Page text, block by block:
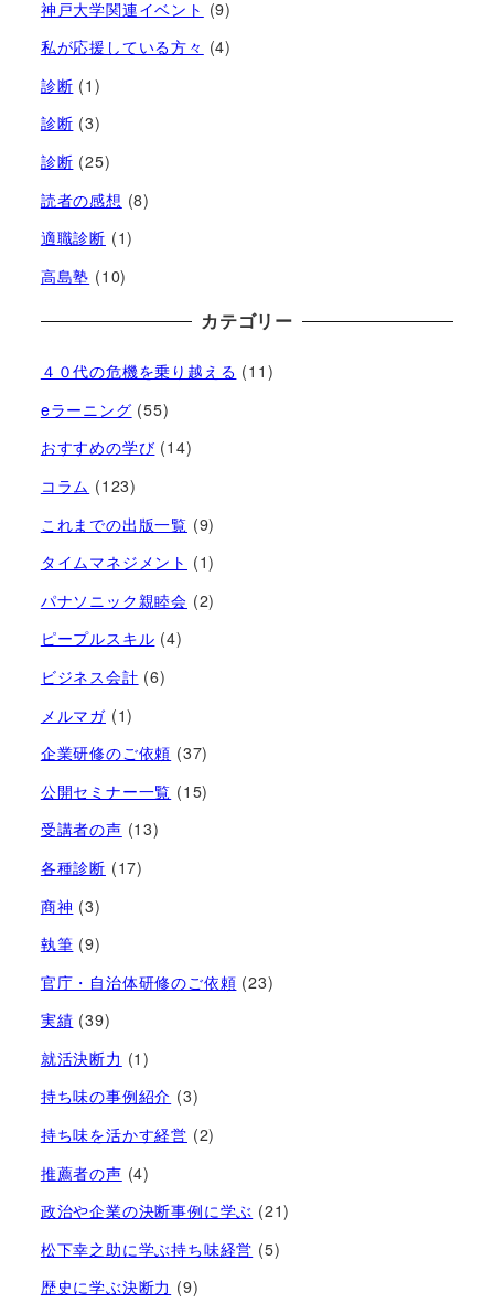
神戸大学関連イベント (9)
私が応援している方々 (4)
診断 (1)
診断 (3)
診断 (25)
読者の感想 (8)
適職診断 (1)
高島塾 (10)
カテゴリー
４０代の危機を乗り越える (11)
eラーニング (55)
おすすめの学び (14)
コラム (123)
これまでの出版一覧 (9)
タイムマネジメント (1)
パナソニック親睦会 (2)
ピープルスキル (4)
ビジネス会計 (6)
メルマガ (1)
企業研修のご依頼 (37)
公開セミナー一覧 (15)
受講者の声 (13)
各種診断 (17)
商神 (3)
執筆 (9)
官庁・自治体研修のご依頼 (23)
実績 (39)
就活決断力 (1)
持ち味の事例紹介 (3)
持ち味を活かす経営​ (2)
推薦者の声 (4)
政治や企業の決断事例に学ぶ (21)
松下幸之助に学ぶ持ち味経営 (5)
歴史に学ぶ決断力 (9)